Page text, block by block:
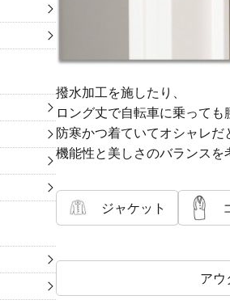
撥水加工を施したり、
ロング丈で自転車に乗っても
防寒かつ着ていてオシャレだ
機能性と美しさのバランスを
ジャケット
アウ